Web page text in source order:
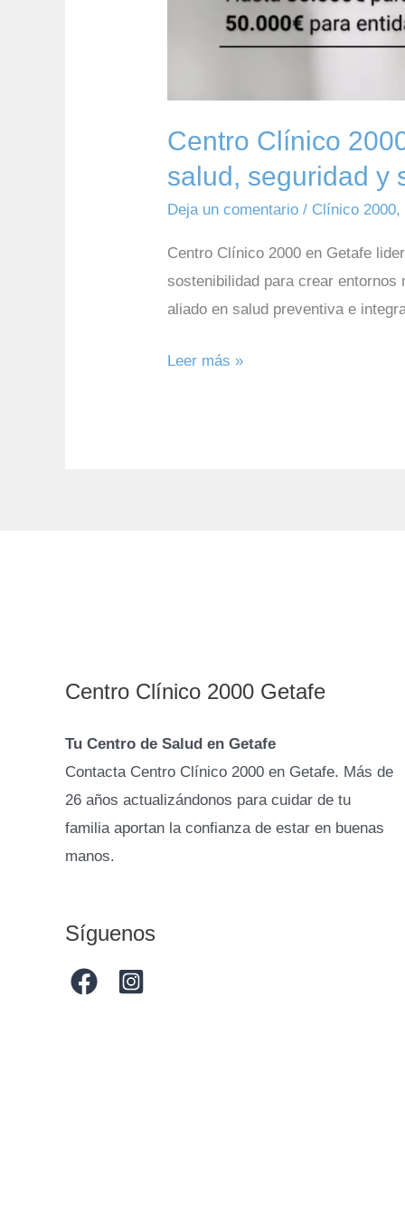
Centro Clínico
salud, seguridad y
Deja un comentario / Clínico 2000,
Centro Clínico 2000 en Getafe
sostenibilidad para crear
aliado en salud preventiva e
sostenibilidad
género
Leer más »
Centro Clínico 2000 Getafe
Tu Centro de Salud en Getafe
Contacta Centro Clínico 2000 en Getafe. Más de
26 años actualizándonos para cuidar de tu
familia aportan la confianza de estar en buenas
manos.
Síguenos